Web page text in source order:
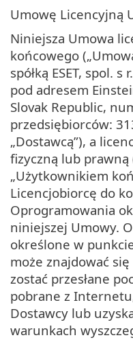
Umowę Licencyjną
Niniejsza Umowa
końcowego
spółką ESET, spol. s
pod adresem
Slovak Republic,
przedsiębiorców:
„Dostawcą”), a
fizyczną lub prawną
„Użytkownikiem
Licencjobiorcę do
Oprogramowania
niniejszej Umowy.
określone w
może znajdować
zostać przesłane
pobrane z
Dostawcy lub
warunkach